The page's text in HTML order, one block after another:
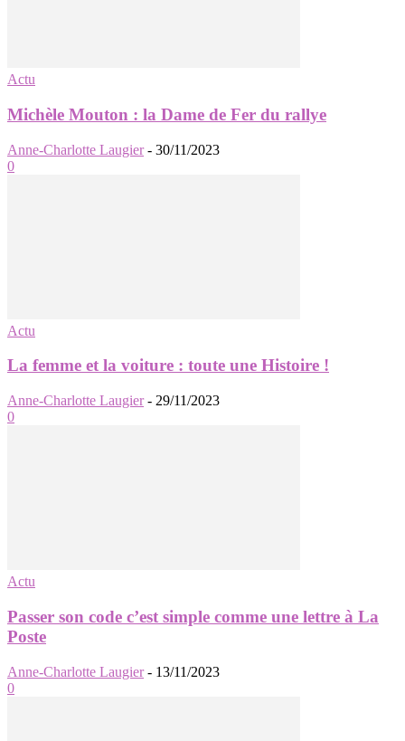
Actu
Michèle Mouton : la Dame de Fer du rallye
Anne-Charlotte Laugier - 30/11/2023
0
Actu
La femme et la voiture : toute une Histoire !
Anne-Charlotte Laugier - 29/11/2023
0
Actu
Passer son code c’est simple comme une lettre à La
Poste
Anne-Charlotte Laugier - 13/11/2023
0